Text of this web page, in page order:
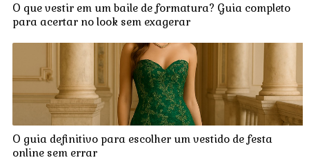
O que vestir em um baile de formatura? Guia completo
para acertar no look sem exagerar
O guia definitivo para escolher um vestido de festa
online sem errar